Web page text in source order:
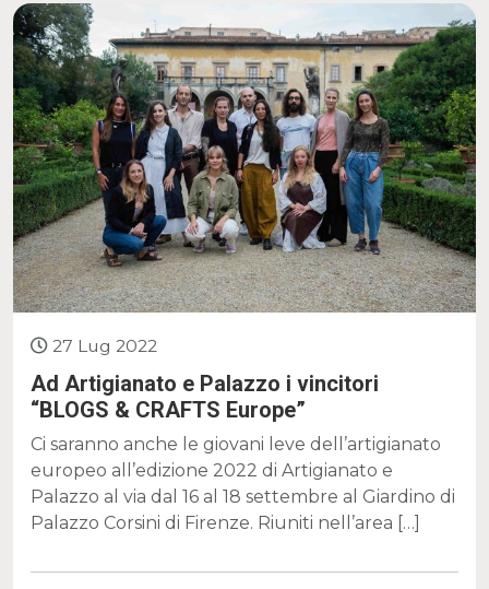
27 Lug 2022
Ad Artigianato e Palazzo i vincitori
“BLOGS & CRAFTS Europe”
Ci saranno anche le giovani leve dell’artigianato
europeo all’edizione 2022 di Artigianato e
Palazzo al via dal 16 al 18 settembre al Giardino di
Palazzo Corsini di Firenze. Riuniti nell’area […]